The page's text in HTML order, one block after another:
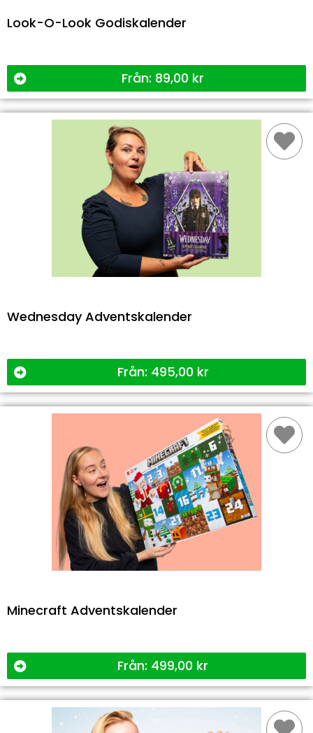
Look-O-Look Godiskalender
Från: 89,00 kr
Wednesday Adventskalender
Från: 495,00 kr
Minecraft Adventskalender
Från: 499,00 kr